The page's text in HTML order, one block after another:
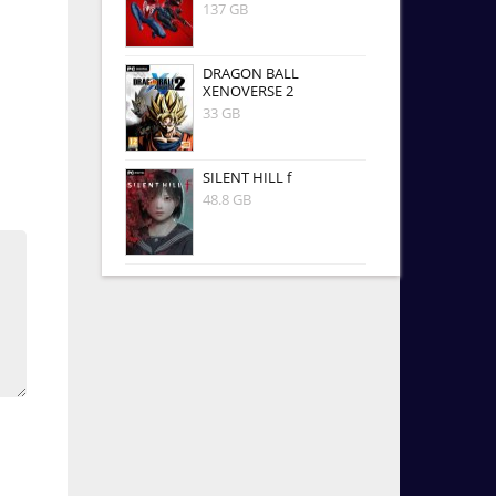
137 GB
DRAGON BALL
XENOVERSE 2
33 GB
SILENT HILL f
48.8 GB